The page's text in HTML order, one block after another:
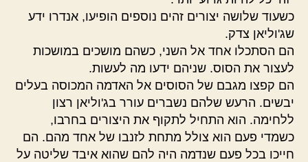
כשעוד שלושה יצורים זהים נוספים הופיעו, אנדרו ידע
שג'וליאן צדק.
הם הסתכלו אחד אל השני, כשהם מושכים במושכות
לעצור את הסוס. שניהם ידעו מה לעשות.
הם קפצו מגבם של הסוסים אל האדמה המכוסה בעלים
יבשים. הרעש שלהם נשברים עורר בג'וליאן רצון
ללחימה. הוא התחיל לתקוף את היצורים בחרבו,
כשמדי פעם הוא צולל מתחת לזנבו של אחד מהם. הם
חייכו בכל פעם שנדמה היה להם שהוא איבד שליטה על